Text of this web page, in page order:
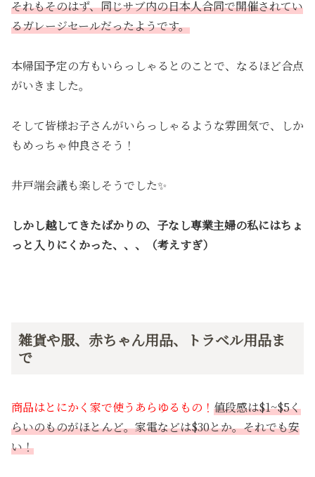
それもそのはず、同じサブ内の日本人合同で開催されてい
るガレージセールだったようです。
本帰国予定の方もいらっしゃるとのことで、なるほど合点
がいきました。
そして皆様お子さんがいらっしゃるような雰囲気で、しか
もめっちゃ仲良さそう！
井戸端会議も楽しそうでした✨
しかし越してきたばかりの、子なし専業主婦の私にはちょ
っと入りにくかった、、、（考えすぎ）
雑貨や服、赤ちゃん用品、トラベル用品ま
で
商品はとにかく家で使うあらゆるもの！ 値段感は$1~$5く
らいのものがほとんど。家電などは$30とか。それでも安
い！